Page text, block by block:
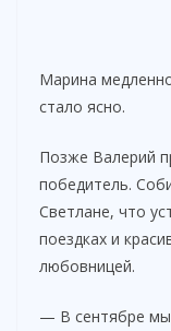
Марина
стало ясно.
Позже Валерий
победитель.
Светлане, что
поездках и
любовницей.
— В сентябре